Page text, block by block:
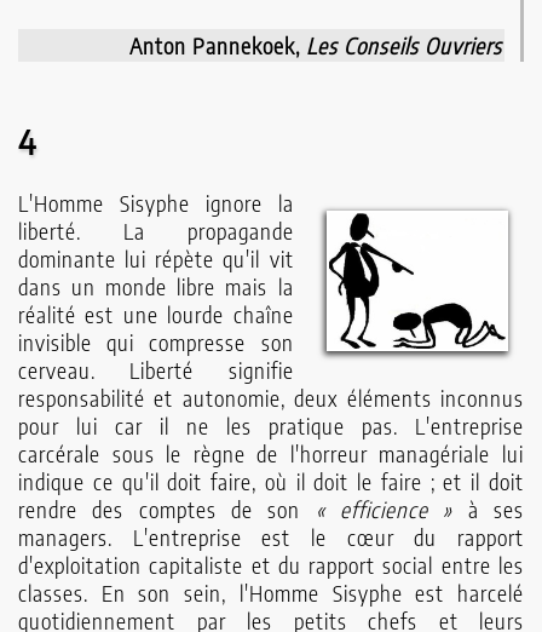
Anton Pannekoek, Les Conseils Ouvriers
4
L'Homme Sisyphe ignore la
liberté. La propagande
dominante lui répète qu'il vit
dans un monde libre mais la
réalité est une lourde chaîne
invisible qui compresse son
cerveau. Liberté signifie
responsabilité et autonomie, deux éléments inconnus
pour lui car il ne les pratique pas. L'entreprise
carcérale sous le règne de l'horreur managériale lui
indique ce qu'il doit faire, où il doit le faire ; et il doit
rendre des comptes de son
« efficience » à ses
managers. L'entreprise est le cœur du rapport
d'exploitation capitaliste et du rapport social entre les
classes. En son sein, l'Homme Sisyphe est harcelé
quotidiennement par les petits chefs et leurs